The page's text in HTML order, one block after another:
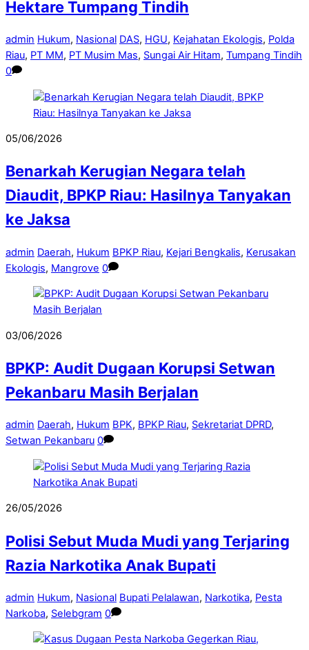
Hektare Tumpang Tindih
admin Hukum, Nasional DAS, HGU, Kejahatan Ekologis, Polda
Riau, PT MM, PT Musim Mas, Sungai Air Hitam, Tumpang Tindih
0
05/06/2026
Benarkah Kerugian Negara telah
Diaudit, BPKP Riau: Hasilnya Tanyakan
ke Jaksa
admin Daerah, Hukum BPKP Riau, Kejari Bengkalis, Kerusakan
Ekologis, Mangrove 0
03/06/2026
BPKP: Audit Dugaan Korupsi Setwan
Pekanbaru Masih Berjalan
admin Daerah, Hukum BPK, BPKP Riau, Sekretariat DPRD,
Setwan Pekanbaru 0
26/05/2026
Polisi Sebut Muda Mudi yang Terjaring
Razia Narkotika Anak Bupati
admin Hukum, Nasional Bupati Pelalawan, Narkotika, Pesta
Narkoba, Selebgram 0